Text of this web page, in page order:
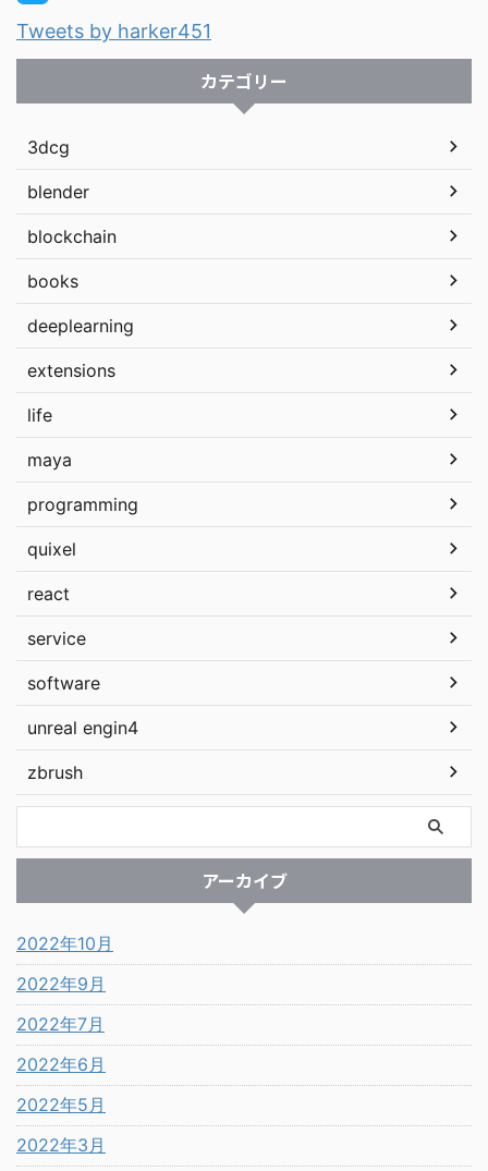
Tweets by harker451
カテゴリー
3dcg
blender
blockchain
books
deeplearning
extensions
life
maya
programming
quixel
react
service
software
unreal engin4
zbrush
アーカイブ
2022年10月
2022年9月
2022年7月
2022年6月
2022年5月
2022年3月